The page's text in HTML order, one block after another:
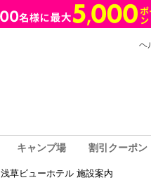
ヘ
キャンプ場 割引クーポン
浅草ビューホテル 施設案内